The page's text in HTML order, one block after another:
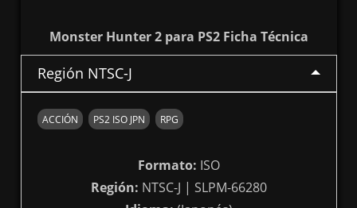
Monster Hunter 2 para PS2 Ficha Técnica
Región NTSC-J
ACCIÓN PS2 ISO JPN RPG
Formato: ISO
Región: NTSC-J | SLPM-66280